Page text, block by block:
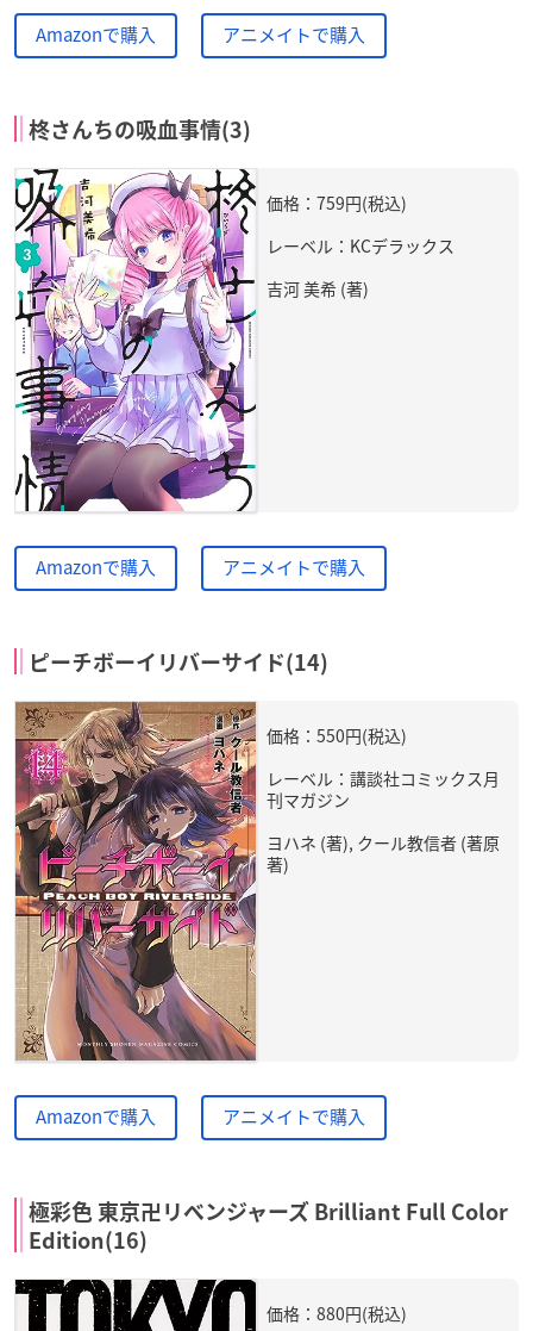
Amazonで購入 アニメイトで購入
柊さんちの吸血事情(3)
価格：759円(税込)
レーベル：KCデラックス
吉河 美希 (著)
Amazonで購入 アニメイトで購入
ピーチボーイリバーサイド(14)
価格：550円(税込)
レーベル：講談社コミックス月
刊マガジン
ヨハネ (著), クール教信者 (著原
著)
Amazonで購入 アニメイトで購入
極彩色 東京卍リベンジャーズ Brilliant Full Color
Edition(16)
価格：880円(税込)